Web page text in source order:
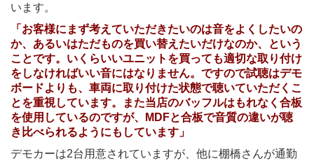
います。
「お客様にまず考えていただきたいのは音をよくしたいの
か、あるいはただものを買い替えたいだけなのか、という
ことです。いくらいいユニットを買っても適切な取り付け
をしなければいい音にはなりません。ですので試聴はデモ
ボードよりも、車両に取り付けた状態で聴いていただくこ
とを重視しています。また当店のバッフルはもれなく合板
を使用しているのですが、MDFと合板で音質の違いが聴
き比べられるようにもしています」
デモカーは2台用意されていますが、他に棚橋さんが通勤